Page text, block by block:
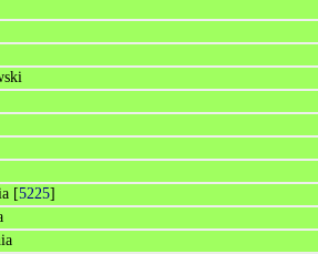
[5225]